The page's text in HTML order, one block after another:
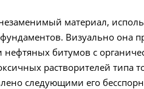
материал,
Визуально она
битумов с
растворителей типа
следующими его